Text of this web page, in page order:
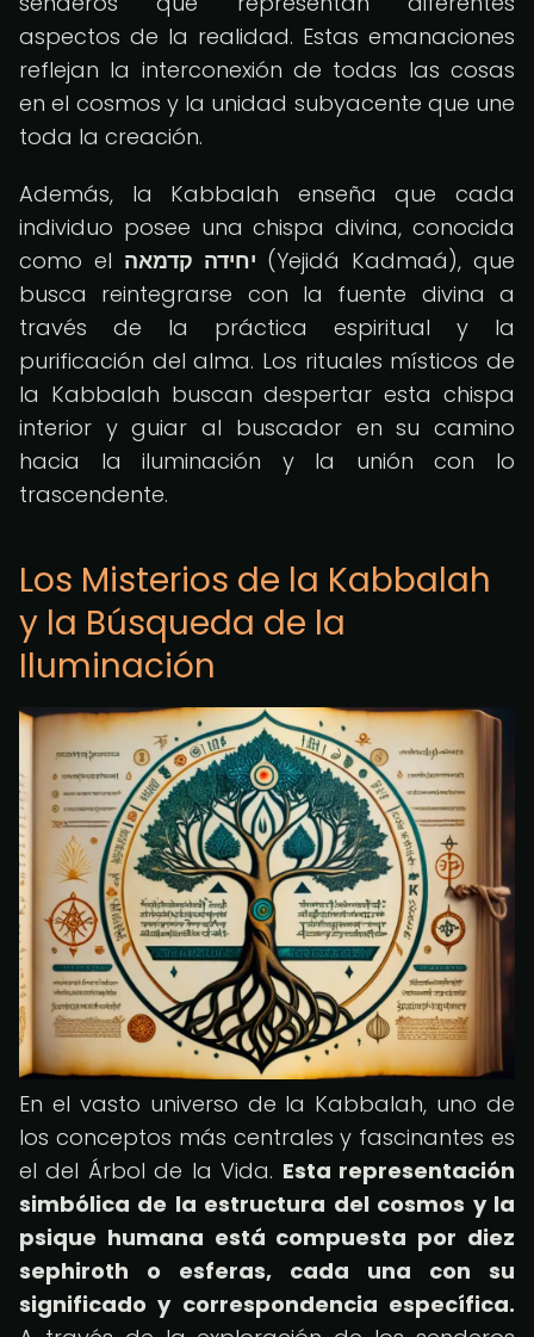
aspectos de la realidad. Estas emanaciones
reflejan la interconexión de todas las cosas
en el cosmos y la unidad subyacente que une
toda la creación.
Además, la Kabbalah enseña que cada
individuo posee una chispa divina, conocida
como el יחידה קדמאה (Yejidá Kadmaá), que
busca reintegrarse con la fuente divina a
través de la práctica espiritual y la
purificación del alma. Los rituales místicos de
la Kabbalah buscan despertar esta chispa
interior y guiar al buscador en su camino
hacia la iluminación y la unión con lo
trascendente.
Los Misterios de la Kabbalah
y la Búsqueda de la
Iluminación
En el vasto universo de la Kabbalah, uno de
los conceptos más centrales y fascinantes es
el del Árbol de la Vida. Esta representación
simbólica de la estructura del cosmos y la
psique humana está compuesta por diez
sephiroth o esferas, cada una con su
significado y correspondencia específica.